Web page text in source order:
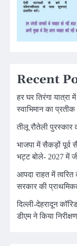
Recent
हर घर तिरंगा यात्रा
स्वाभिमान का प्रतीक
तीलू रौतेली पुरस्कार
भाजपा में सैकड़ों पूर्व
भट्ट बोले- 2027 में
आपदा राहत में
सरकार की
दिल्ली-देहरादून
डीएम ने किया